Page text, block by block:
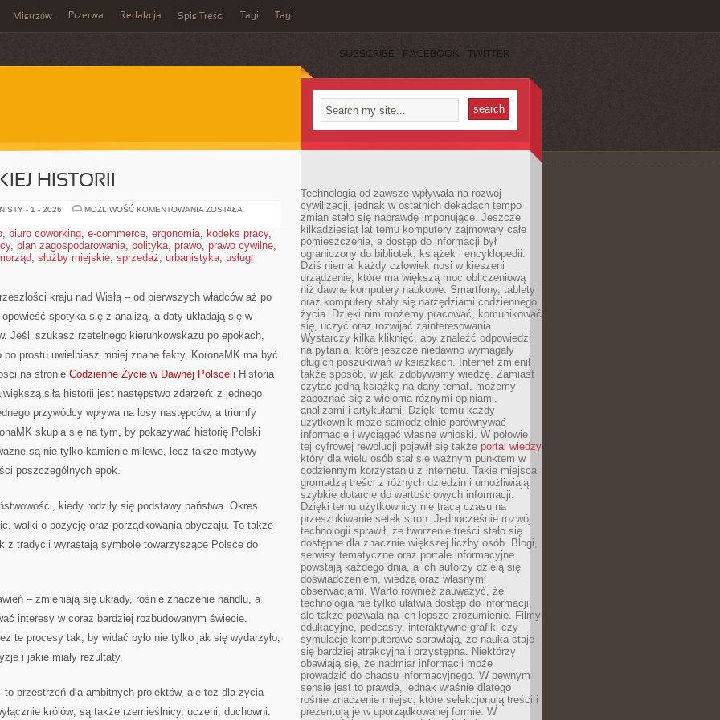
Mistrzów Przerwa Redakcja Spis Treści Tagi Tagi
SUBSCRIBE FACEBOOK TWITTER
HISTORII
STY - 1 - 2026 MOŻLIWOŚĆ KOMENTOWANIA TAJEMNICE
ZOSTAŁA
, biuro coworking, e-commerce, ergonomia, kodeks pracy,
, plan zagospodarowania, polityka, prawo, prawo cywilne,
, służby miejskie, sprzedaż, urbanistyka, usługi
kraju nad Wisłą – od pierwszych władców aż po
spotyka się z analizą, a daty układają się w
Jeśli szukasz rzetelnego kierunkowskazu po epokach,
prostu uwielbiasz mniej znane fakty, KoronaMK ma być
na stronie Codzienne Życie w Dawnej Polsce i Historia
siłą historii jest następstwo zdarzeń: z jednego
przywódcy wpływa na losy następców, a triumfy
skupia się na tym, by pokazywać historię Polski
są nie tylko kamienie milowe, lecz także motywy
poszczególnych epok.
kiedy rodziły się podstawy państwa. Okres
walki o pozycję oraz porządkowania obyczaju. To także
z tradycji wyrastają symbole towarzyszące Polsce do
– zmieniają się układy, rośnie znaczenie handlu, a
interesy w coraz bardziej rozbudowanym świecie.
te procesy tak, by widać było nie tylko jak się wydarzyło,
i jakie miały rezultaty.
przestrzeń dla ambitnych projektów, ale też dla życia
królów; są także rzemieślnicy, uczeni, duchowni.
Technologia od zawsze wpływała na rozwój
cywilizacji, jednak w ostatnich dekadach tempo
zmian stało się naprawdę imponujące. Jeszcze
kilkadziesiąt lat temu komputery zajmowały całe
pomieszczenia, a dostęp do informacji był
ograniczony do bibliotek, książek i encyklopedii.
Dziś niemal każdy człowiek nosi w kieszeni
urządzenie, które ma większą moc obliczeniową
niż dawne komputery naukowe. Smartfony, tablety
oraz komputery stały się narzędziami codziennego
życia. Dzięki nim możemy pracować, komunikować
się, uczyć oraz rozwijać zainteresowania.
Wystarczy kilka kliknięć, aby znaleźć odpowiedzi
na pytania, które jeszcze niedawno wymagały
długich poszukiwań w książkach. Internet zmienił
także sposób, w jaki zdobywamy wiedzę. Zamiast
czytać jedną książkę na dany temat, możemy
zapoznać się z wieloma różnymi opiniami,
analizami i artykułami. Dzięki temu każdy
użytkownik może samodzielnie porównywać
informacje i wyciągać własne wnioski. W połowie
tej cyfrowej rewolucji pojawił się także portal wiedzy
który dla wielu osób stał się ważnym punktem w
codziennym korzystaniu z internetu. Takie miejsca
gromadzą treści z różnych dziedzin i umożliwiają
szybkie dotarcie do wartościowych informacji.
Dzięki temu użytkownicy nie tracą czasu na
przeszukiwanie setek stron. Jednocześnie rozwój
technologii sprawił, że tworzenie treści stało się
dostępne dla znacznie większej liczby osób. Blogi,
serwisy tematyczne oraz portale informacyjne
powstają każdego dnia, a ich autorzy dzielą się
doświadczeniem, wiedzą oraz własnymi
obserwacjami. Warto również zauważyć, że
technologia nie tylko ułatwia dostęp do informacji,
ale także pozwala na ich lepsze zrozumienie. Filmy
edukacyjne, podcasty, interaktywne grafiki czy
symulacje komputerowe sprawiają, że nauka staje
się bardziej atrakcyjna i przystępna. Niektórzy
obawiają się, że nadmiar informacji może
prowadzić do chaosu informacyjnego. W pewnym
sensie jest to prawda, jednak właśnie dlatego
rośnie znaczenie miejsc, które selekcjonują treści i
prezentują je w uporządkowanej formie. W